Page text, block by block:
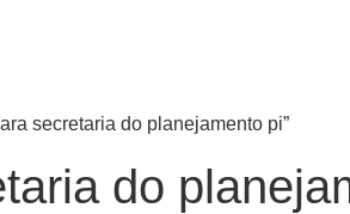
secretaria do planejamento pi”
do